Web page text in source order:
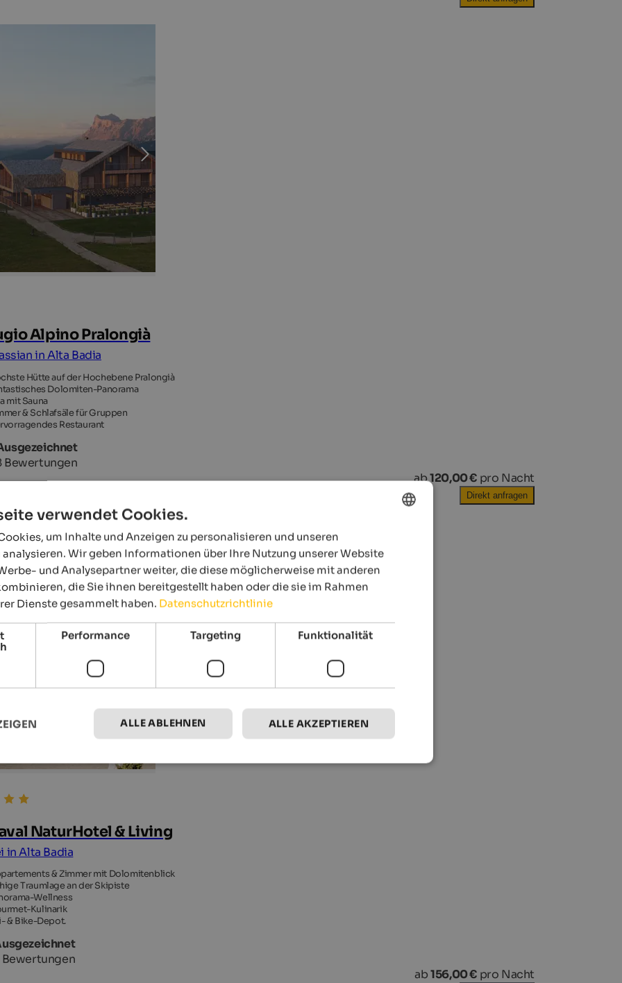
Alpino Pralongià
in Alta Badia
Hütte auf der Hochebene Pralongià
Dolomiten-Panorama
mit Sauna
& Schlafsäle für Gruppen
Restaurant
Bewertungen
ab120,00 € pro Nacht
Direkt anfragen
NaturHotel & Living
in Alta Badia
& Zimmer mit Dolomitenblick
Traumlage an der Skipiste
Wellness
Kulinarik
& Bike-Depot.
ab156,00 € pro Nacht
GERMAN
verwendet Cookies.
um Inhalte und Anzeigen zu personalisieren und unseren
analysieren. Wir geben Informationen über Ihre Nutzung unserer Website
und Analysepartner weiter, die diese möglicherweise mit anderen
die Sie ihnen bereitgestellt haben oder die sie im Rahmen
Dienste gesammelt haben. Datenschutzrichtlinie
Performance Targeting Funktionalität
ALLE AKZEPTIEREN
ALLE ABLEHNEN